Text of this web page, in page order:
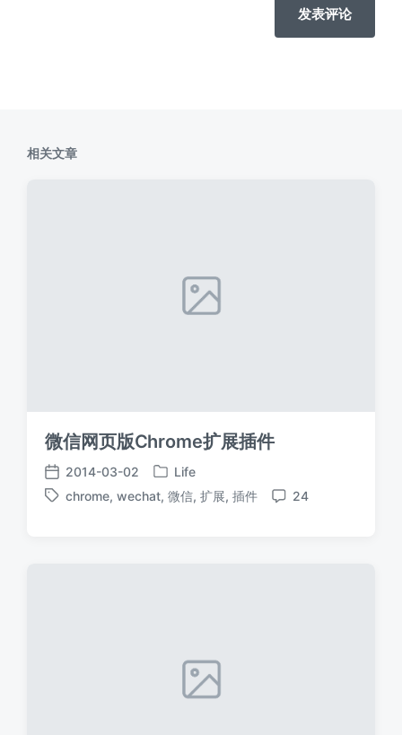
相关文章
微信网页版Chrome扩展插件
发
布
2014-03-02
发
布
Life
标
chrome, wechat, 微信, 扩展, 插件
评
24